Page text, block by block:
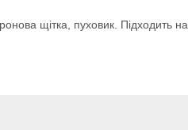
щітка, пуховик. Підходить на